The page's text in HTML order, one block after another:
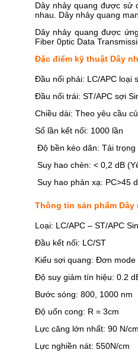
Dây nhảy quang được sử
nhau. Dây nhảy quang
Dây nhảy quang được
Fiber 0ptic Data
Đặc điểm kỹ thuật Dây
Đầu nối phải: LC/APC loại
Đầu nối trái: ST/APC sợi
Chiều dài: Theo yêu cầu
Số lần kết nối: 1000 lần
Độ bền kéo dãn: Tải trọng
Suy hao chèn: < 0,2 dB
Suy hao phản xạ: PC>45
Thông tin sản phẩm Dây
Loại: LC/APC – ST/APC
Đầu kết nối: LC/ST
Kiểu sợi quang: Đơn
Độ suy giảm tín hiệu: 0.2
Bước sóng: 800, 1000 nm
Độ uốn cong: R = 3cm
Lực căng lớn nhất: 90 N/cm
Lực nghiền nát: 550N/cm